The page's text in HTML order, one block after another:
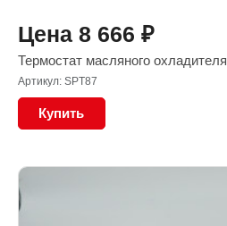
Цена 8 666 ₽
Термостат масляного охладителя
Артикул: SPT87
Купить